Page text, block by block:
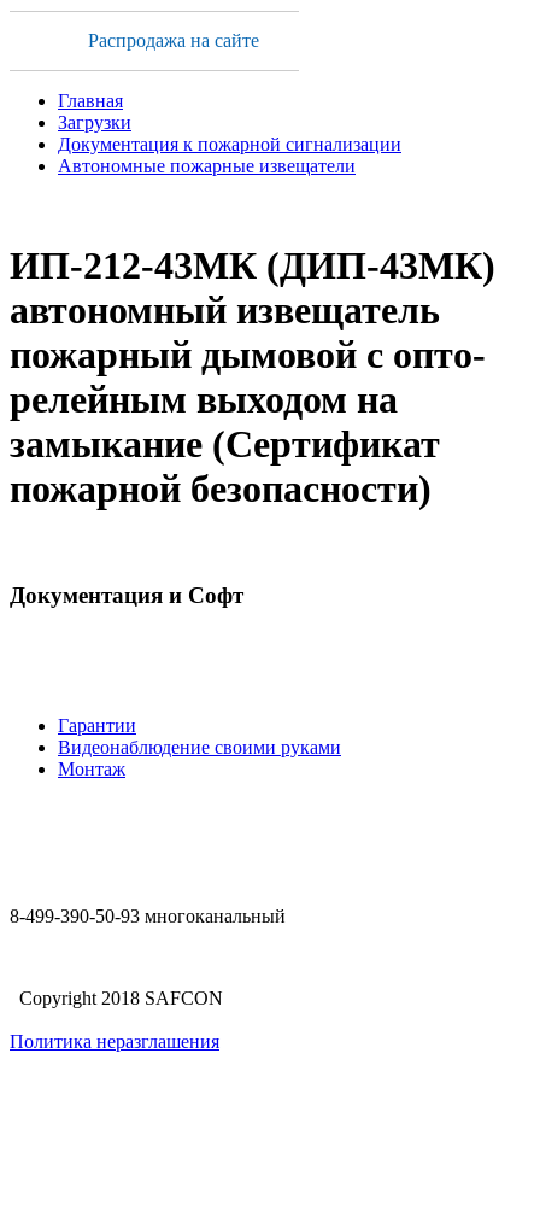
Распродажа на сайте
Главная
Загрузки
Документация к пожарной сигнализации
Автономные пожарные извещатели
ИП-212-43МК (ДИП-43МК)
автономный извещатель
пожарный дымовой с опто-
релейным выходом на
замыкание (Сертификат
пожарной безопасности)
Документация и Софт
Гарантии
Видеонаблюдение своими руками
Монтаж
8-499-390-50-93 многоканальный
Copyright 2018 SAFCON
Политика неразглашения